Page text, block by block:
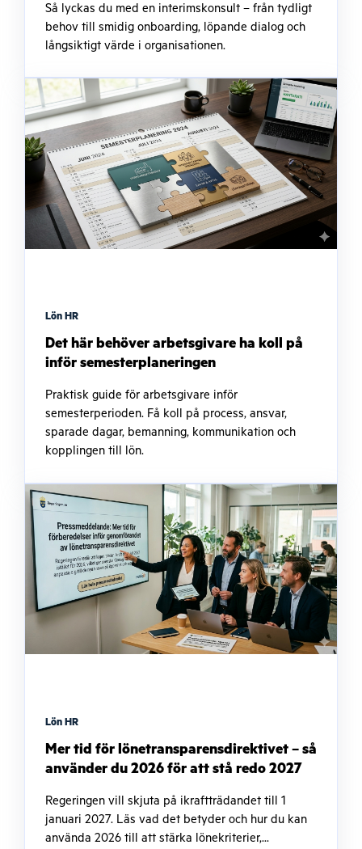
Så lyckas du med en interimskonsult – från tydligt
behov till smidig onboarding, löpande dialog och
långsiktigt värde i organisationen.
Lön HR
Det här behöver arbetsgivare ha koll på
inför semesterplaneringen
Praktisk guide för arbetsgivare inför
semesterperioden. Få koll på process, ansvar,
sparade dagar, bemanning, kommunikation och
kopplingen till lön.
Lön HR
Mer tid för lönetransparensdirektivet – så
använder du 2026 för att stå redo 2027
Regeringen vill skjuta på ikraftträdandet till 1
januari 2027. Läs vad det betyder och hur du kan
använda 2026 till att stärka lönekriterier,...